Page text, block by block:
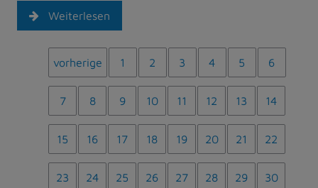
Weiterlesen
vorherige 1 2 3 4 5 6
7 8 9 10 11 12 13 14
15 16 17 18 19 20 21 22
23 24 25 26 27 28 29 30